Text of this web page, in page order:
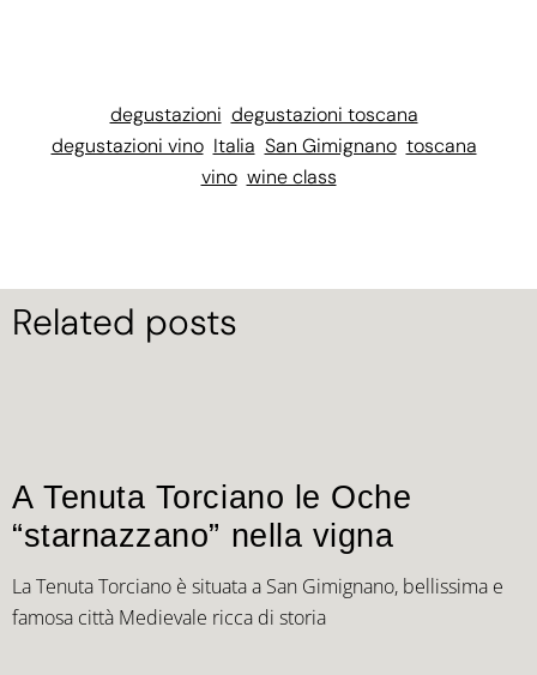
degustazioni degustazioni toscana
degustazioni vino Italia San Gimignano toscana
vino wine class
Related posts
A Tenuta Torciano le Oche
“starnazzano” nella vigna
La Tenuta Torciano è situata a San Gimignano, bellissima e
famosa città Medievale ricca di storia